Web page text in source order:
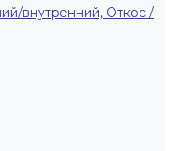
внутренний, Откос /